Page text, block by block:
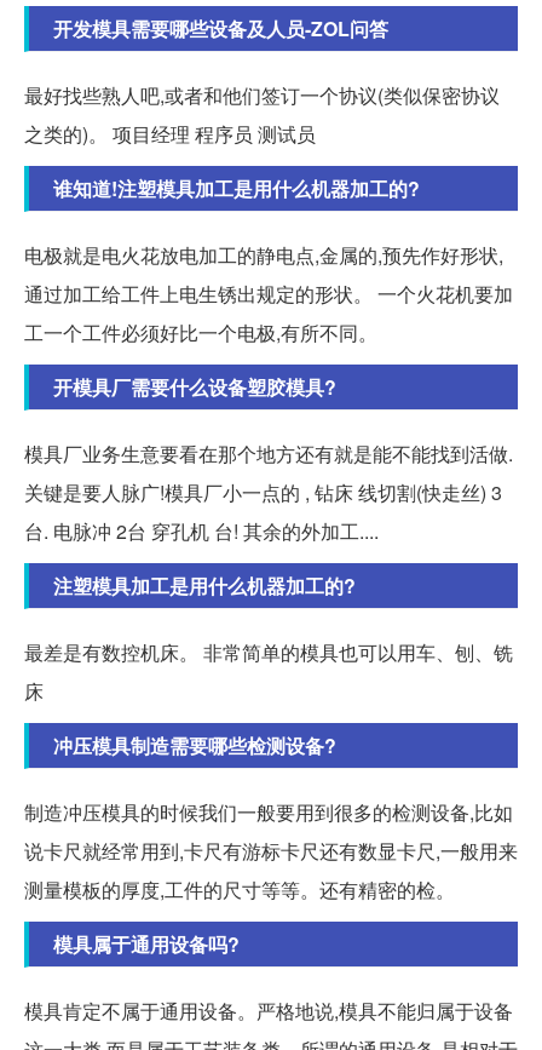
开发模具需要哪些设备及人员-ZOL问答
最好找些熟人吧,或者和他们签订一个协议(类似保密协议
之类的)。 项目经理 程序员 测试员
谁知道!注塑模具加工是用什么机器加工的?
电极就是电火花放电加工的静电点,金属的,预先作好形状,
通过加工给工件上电生锈出规定的形状。 一个火花机要加
工一个工件必须好比一个电极,有所不同。
开模具厂需要什么设备塑胶模具?
模具厂业务生意要看在那个地方还有就是能不能找到活做.
关键是要人脉广!模具厂小一点的 , 钻床 线切割(快走丝) 3
台. 电脉冲 2台 穿孔机 台! 其余的外加工....
注塑模具加工是用什么机器加工的?
最差是有数控机床。 非常简单的模具也可以用车、刨、铣
床
冲压模具制造需要哪些检测设备?
制造冲压模具的时候我们一般要用到很多的检测设备,比如
说卡尺就经常用到,卡尺有游标卡尺还有数显卡尺,一般用来
测量模板的厚度,工件的尺寸等等。还有精密的检。
模具属于通用设备吗?
模具肯定不属于通用设备。严格地说,模具不能归属于设备